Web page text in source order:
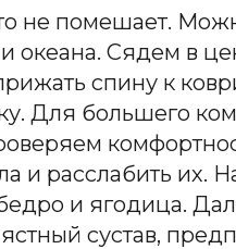
не помешает. М
Сядем в
спину к
Для большего
и расслабить их.
и ягодица. Да
сустав,